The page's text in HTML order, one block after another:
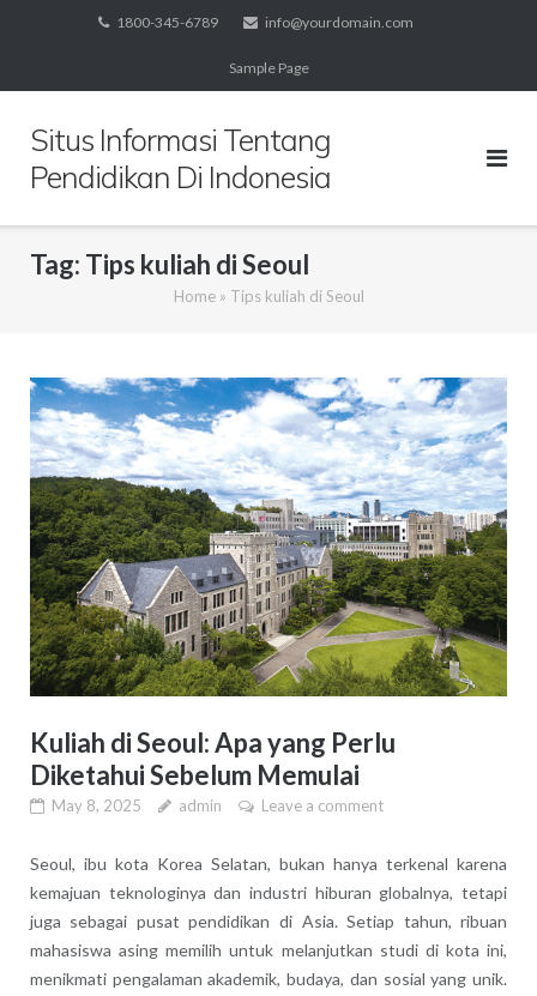
1800-345-6789 info@yourdomain.com
Sample Page
Situs Informasi Tentang
Pendidikan Di Indonesia
Tag: Tips kuliah di Seoul
Home» Tips kuliah di Seoul
Kuliah di Seoul: Apa yang Perlu
Diketahui Sebelum Memulai
May 8, 2025 admin Leave a comment
Seoul, ibu kota Korea Selatan, bukan hanya terkenal karena
kemajuan teknologinya dan industri hiburan globalnya, tetapi
juga sebagai pusat pendidikan di Asia. Setiap tahun, ribuan
mahasiswa asing memilih untuk melanjutkan studi di kota ini,
menikmati pengalaman akademik, budaya, dan sosial yang unik.